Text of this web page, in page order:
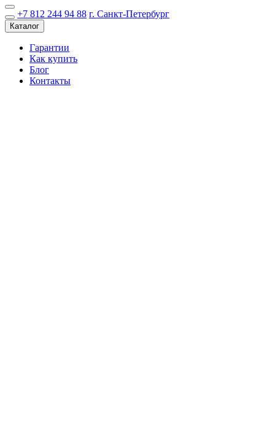
+7 812 244 94 88 г. Санкт-Петербург
Каталог
Гарантии
Как купить
Блог
Контакты